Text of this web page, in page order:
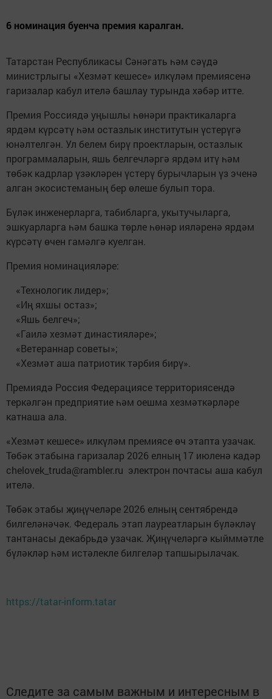
6 номинация буенча премия каралган.
Татарстан Республикасы Сәнәгать һәм сәүдә
министрлыгы «Хезмәт кешесе» илкүләм премиясенә
гаризалар кабул ителә башлау турында хәбәр итте.
Премия Россиядә уңышлы һөнәри практикаларга
ярдәм күрсәтү һәм остазлык институтын үстерүгә
юнәлтелгән. Ул белем бирү проектларын, остазлык
программаларын, яшь белгечләргә ярдәм итү һәм
төбәк кадрлар үзәкләрен үстерү бурычларын үз эченә
алган экосистеманың бер өлеше булып тора.
Бүләк инженерларга, табибларга, укытучыларга,
эшкуарларга һәм башка төрле һөнәр ияләренә ярдәм
күрсәтү өчен гамәлгә куелган.
Премия номинацияләре:
«Технологик лидер»;
«Иң яхшы остаз»;
«Яшь белгеч»;
«Гаилә хезмәт династияләре»;
«Ветераннар советы»;
«Хезмәт аша патриотик тәрбия бирү».
Премиядә Россия Федерациясе территориясендә
теркәлгән предприятие һәм оешма хезмәткәрләре
катнаша ала.
«Хезмәт кешесе» илкүләм премиясе өч этапта узачак.
Төбәк этабына гаризалар 2026 елның 17 июленә кадәр
chelovek_truda@rambler.ru электрон почтасы аша кабул
ителә.
Төбәк этабы җиңүчеләре 2026 елның сентябрендә
билгеләнәчәк. Федераль этап лауреатларын бүләкләү
тантанасы декабрьдә узачак. Җиңүчеләргә кыйммәтле
бүләкләр һәм истәлекле билгеләр тапшырылачак.
https://tatar-inform.tatar
Следите за самым важным и интересным в